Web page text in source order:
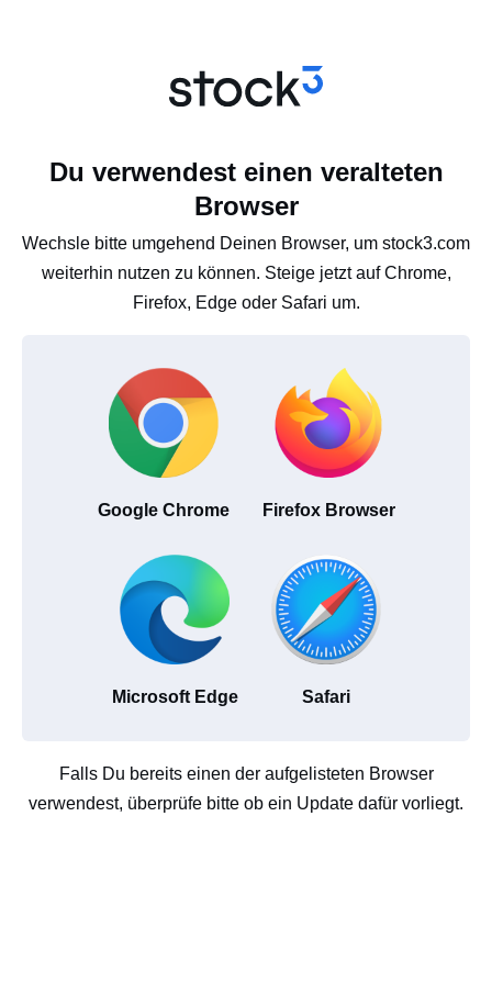
Du verwendest einen veralteten
Browser
Wechsle bitte umgehend Deinen Browser, um stock3.com
weiterhin nutzen zu können. Steige jetzt auf Chrome,
Firefox, Edge oder Safari um.
Google Chrome Firefox Browser
Microsoft Edge Safari
Falls Du bereits einen der aufgelisteten Browser
verwendest, überprüfe bitte ob ein Update dafür vorliegt.